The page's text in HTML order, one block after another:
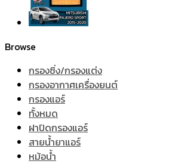
Browse
กรองซิ่ง/กรองแต่ง
กรองอากาศเครื่องยนต์
กรองแอร์
ทั้งหมด
ฝาปิดกรองแอร์
สายน้ำยาแอร์
หม้อน้ำ